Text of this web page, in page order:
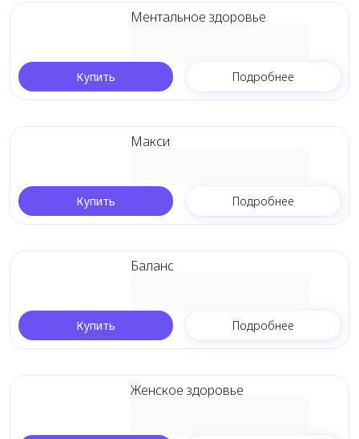
Ментальное здоровье
Купить Подробнее
Макси
Купить Подробнее
Баланс
Купить Подробнее
Женское здоровье